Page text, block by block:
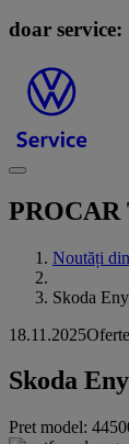
doar service:
PROCAR
Noutăți
Skoda
18.11.2025
Skoda
Pret model: